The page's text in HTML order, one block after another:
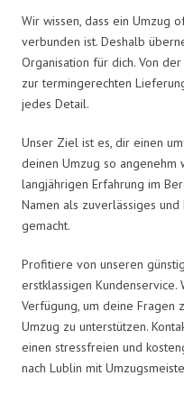
Wir wissen, dass ein Umzug
verbunden ist. Deshalb
Organisation für dich. Von
zur termingerechten
jedes Detail.
Unser Ziel ist es, dir einen
deinen Umzug so angenehm
langjährigen Erfahrung im
Namen als zuverlässiges
gemacht.
Profitiere von unseren
erstklassigen
Verfügung, um deine Fragen
Umzug zu unterstützen.
einen stressfreien und
nach Lublin mit